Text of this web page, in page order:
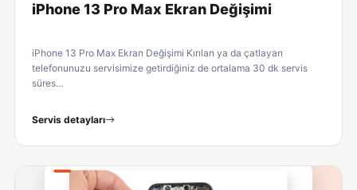
iPhone 13 Pro Max Ekran Değişimi
iPhone 13 Pro Max Ekran Değişimi Kırılan ya da çatlayan
telefonunuzu servisimize getirdiğiniz de ortalama 30 dk servis
süres…
Servis detayları